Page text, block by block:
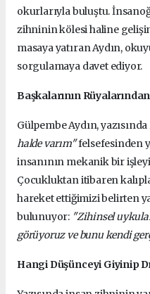
okurlarıyla buluştu.
zihninin kölesi haline
masaya yatıran Aydın,
sorgulamaya davet ediyor.
Başkalarının
Gülpembe Aydın,
halde varım"felsefesinden
insanının mekanik bir
Çocukluktan itibaren
hareket ettiğimizi belirten
bulunuyor: "Zihinsel
görüyoruz ve bunu kendi
Hangi Düşünceyi Giyinip